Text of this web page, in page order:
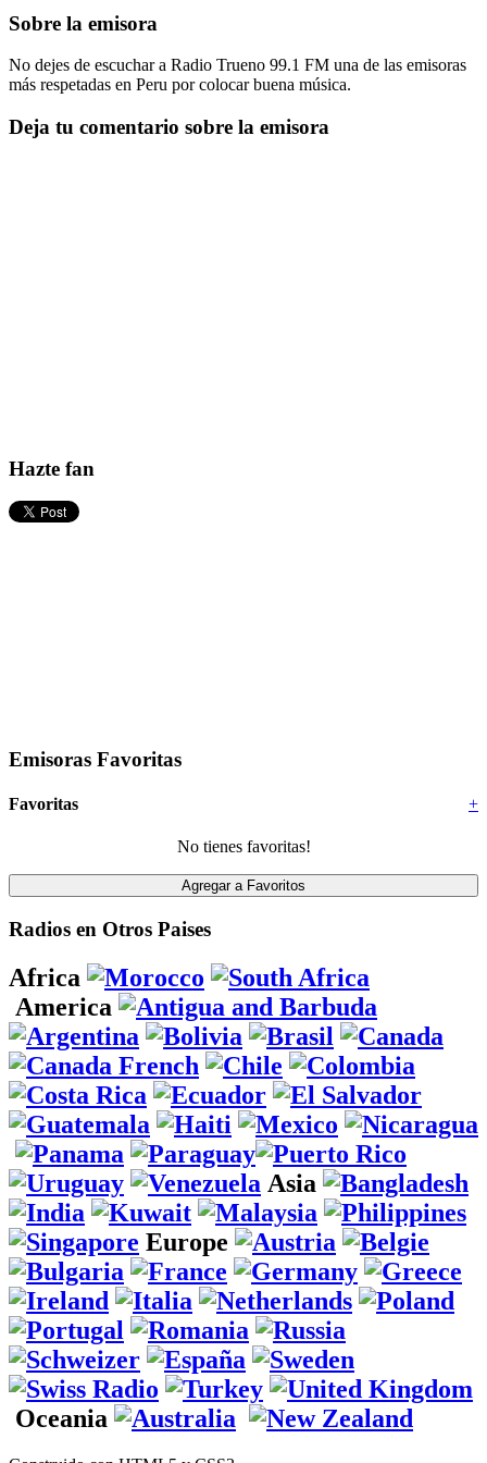
Sobre la emisora
No dejes de escuchar a Radio Trueno 99.1 FM una de las emisoras
más respetadas en Peru por colocar buena música.
Deja tu comentario sobre la emisora
Hazte fan
Emisoras Favoritas
+
Favoritas
No tienes favoritas!
Radios en Otros Paises
Africa
America
Asia
Europe
Oceania